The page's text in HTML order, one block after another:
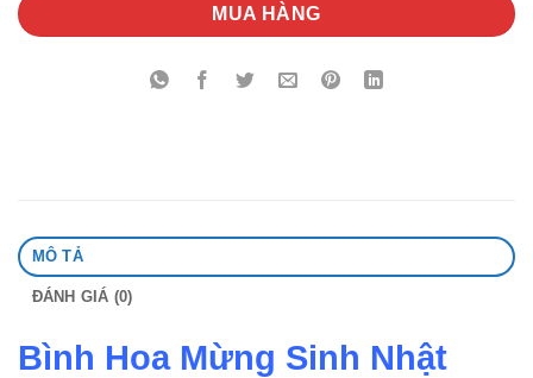
MUA HÀNG
MÔ TẢ
ĐÁNH GIÁ (0)
Bình Hoa Mừng Sinh Nhật